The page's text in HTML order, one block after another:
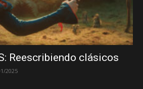
Reescribiendo clásicos
2025